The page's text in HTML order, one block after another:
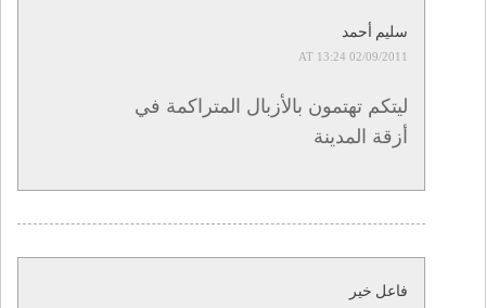
سليم أحمد
02/09/2011 AT 13:24
ليتكم تهتمون بالأزبال المتراكمة في
أزقة المدينة
فاعل خير